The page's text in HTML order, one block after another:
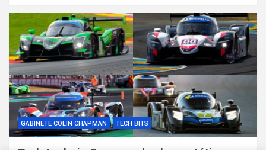
GABINETE COLIN CHAPMAN TECH BITS
Tech Analysis: Desempenho dos protótipos